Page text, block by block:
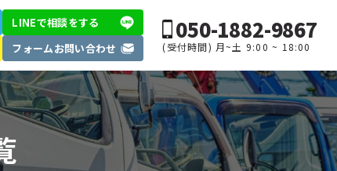
LINEで相談をする
フォームお問い合わせ
050-1882-9867
(受付時間) 月~土 9:00 ~ 18:00